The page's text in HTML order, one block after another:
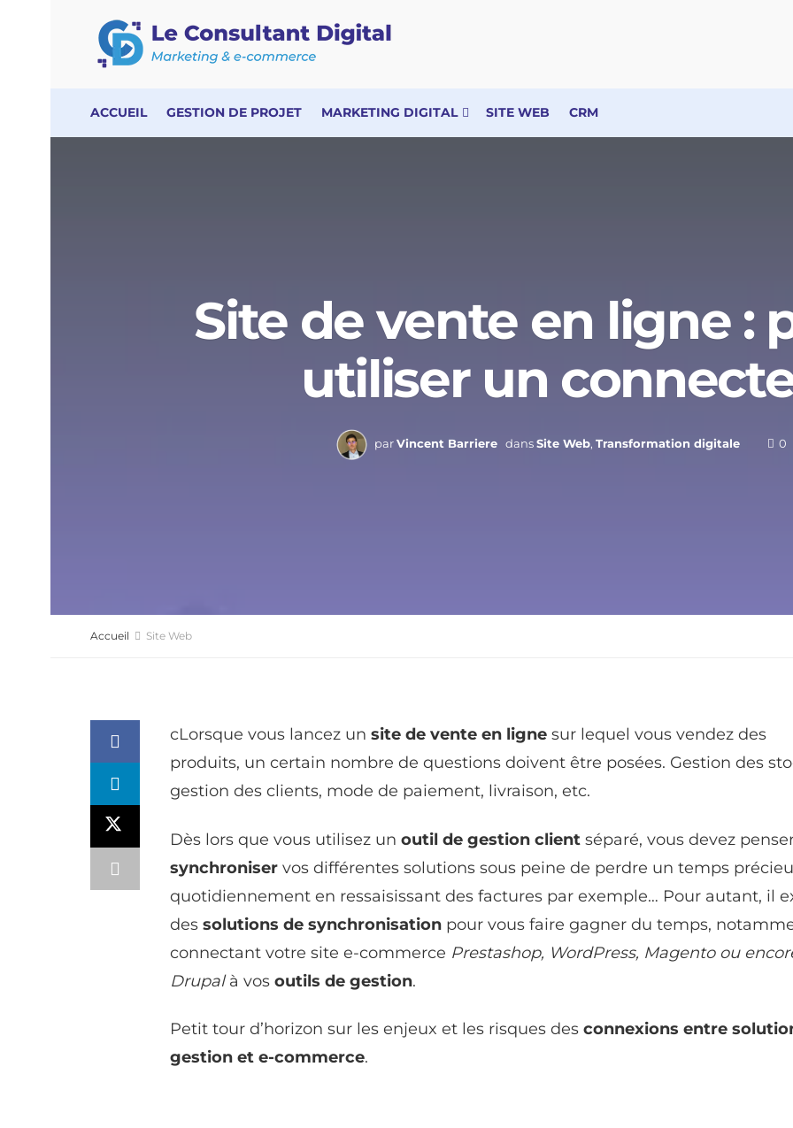
ACCUEIL GESTION DE PROJET MARKETING DIGITAL SITE WEB CRM
Site de vente en ligne :
utiliser un
parVincent Barriere dansSite Web, Transformation digitale 0
Accueil Site Web
cLorsque vous lancez un site de vente en ligne sur lequel vous vendez des
produits, un certain nombre de questions doivent être posées. Gestion des
gestion des clients, mode de paiement, livraison, etc.
Dès lors que vous utilisez un outil de gestion client séparé, vous devez
synchroniser vos différentes solutions sous peine de perdre un temps
quotidiennement en ressaisissant des factures par exemple… Pour autant, il
des solutions de synchronisation pour vous faire gagner du temps,
connectant votre site e-commerce Prestashop, WordPress, Magento ou
Drupalà vos outils de gestion.
Petit tour d’horizon sur les enjeux et les risques des connexions entre
gestion et e-commerce.